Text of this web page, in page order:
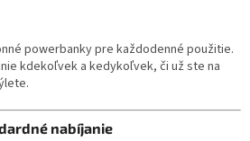
powerbanky pre každodenné použitie.
kdekoľvek a kedykoľvek, či už ste na
nabíjanie